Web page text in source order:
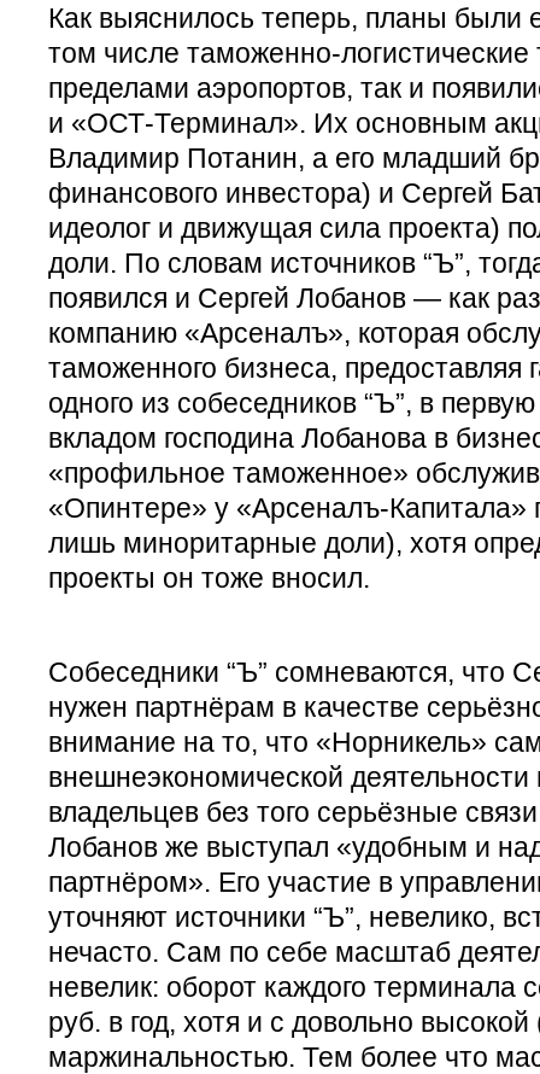
Как выяснилось теперь, планы
том числе таможенно-
пределами аэропортов, так и
и «ОСТ-Терминал». Их основным
Владимир Потанин, а его младший
финансового инвестора) и Сергей
идеолог и движущая сила проекта)
доли. По словам источников “Ъ”,
появился и Сергей Лобанов — как
компанию «Арсеналъ», которая
таможенного бизнеса, предоставляя
одного из собеседников “Ъ”, в
вкладом господина Лобанова в
«профильное таможенное»
«Опинтере» у «Арсеналъ-
лишь миноритарные доли), хотя
проекты он тоже вносил.
Собеседники “Ъ” сомневаются, что
нужен партнёрам в качестве
внимание на то, что «Норникель»
внешнеэкономической
владельцев без того серьёзные
Лобанов же выступал «удобным и
партнёром». Его участие в
уточняют источники “Ъ”, невелико,
нечасто. Сам по себе масштаб
невелик: оборот каждого терминала
руб. в год, хотя и с довольно
маржинальностью. Тем более что